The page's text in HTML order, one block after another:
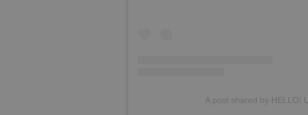
A post shared by HELLO!